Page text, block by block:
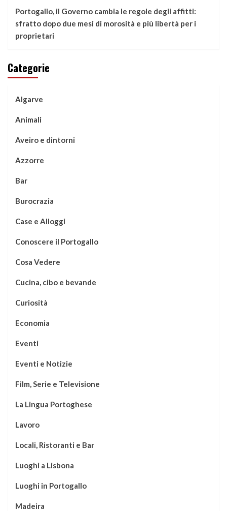
Portogallo, il Governo cambia le regole degli affitti:
sfratto dopo due mesi di morosità e più libertà per i
proprietari
Categorie
Algarve
Animali
Aveiro e dintorni
Azzorre
Bar
Burocrazia
Case e Alloggi
Conoscere il Portogallo
Cosa Vedere
Cucina, cibo e bevande
Curiosità
Economia
Eventi
Eventi e Notizie
Film, Serie e Televisione
La Lingua Portoghese
Lavoro
Locali, Ristoranti e Bar
Luoghi a Lisbona
Luoghi in Portogallo
Madeira